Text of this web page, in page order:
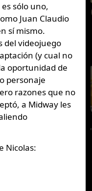
sólo uno,
Juan Claudio
sí mismo.
del videojuego
(y cual no
oportunidad de
personaje
razones que no
a Midway les
Nicolas: